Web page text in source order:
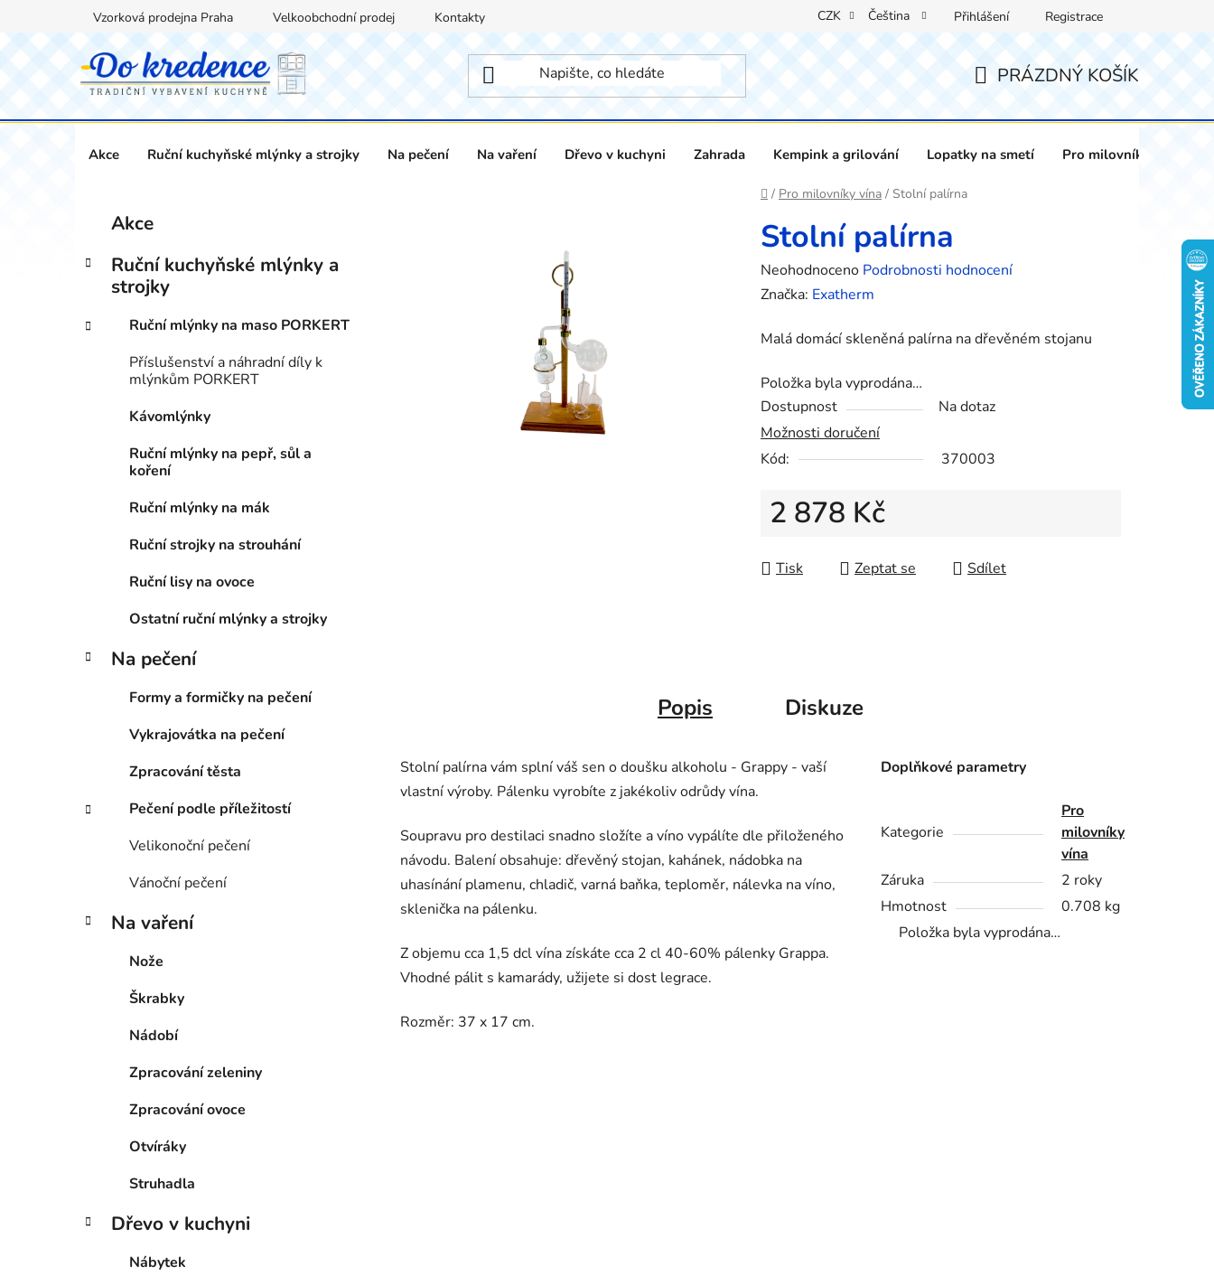
obsah
Vzorková prodejna Praha Velkoobchodní prodej Kontakty CZK Čeština Přihlášení Registrace
NÁKUPNÍ
PRÁZDNÝ KOŠÍK
Akce Ruční kuchyňské mlýnky a strojky Na pečení Na vaření Dřevo v kuchyni Zahrada Kempink a grilování Lopatky na smetí Pro milovníky vína
Domů
/ Pro milovníky vína / Stolní palírna
s
a
Přeskočit
kategorie
e
r
Akce
Ruční kuchyňské mlýnky a
strojky
Ruční mlýnky na maso PORKERT
Příslušenství a náhradní díly k
mlýnkům PORKERT
Kávomlýnky
Ruční mlýnky na pepř, sůl a
koření
Ruční mlýnky na mák
Ruční strojky na strouhání
Ruční lisy na ovoce
Ostatní ruční mlýnky a strojky
Na pečení
Formy a formičky na pečení
Vykrajovátka na pečení
Zpracování těsta
Pečení podle příležitostí
Velikonoční pečení
Vánoční pečení
Na vaření
Nože
Škrabky
Nádobí
Zpracování zeleniny
Zpracování ovoce
Otvíráky
Struhadla
Dřevo v kuchyni
Nábytek
Stolní palírna
Průměrné
hodnocení
je
z
5
hvězdiček.
Neohodnoceno Podrobnosti hodnocení
Značka: Exatherm
Malá domácí skleněná palírna na dřevěném stojanu
Položka byla vyprodána…
Dostupnost
Na dotaz
Možnosti doručení
Kód:
370003
2 878 Kč
Tisk
Zeptat se Sdílet
Popis Diskuze
Stolní palírna vám splní váš sen o doušku alkoholu - Grappy - vaší
vlastní výroby. Pálenku vyrobíte z jakékoliv odrůdy vína.
Soupravu pro destilaci snadno složíte a víno vypálíte dle přiloženého
návodu. Balení obsahuje: dřevěný stojan, kahánek, nádobka na
uhasínání plamenu, chladič, varná baňka, teploměr, nálevka na víno,
sklenička na pálenku.
Z objemu cca 1,5 dcl vína získáte cca 2 cl 40-60% pálenky Grappa.
Vhodné pálit s kamarády, užijete si dost legrace.
Rozměr: 37 x 17 cm.
Doplňkové parametry
Kategorie
Pro
milovníky
vína
Záruka
2 roky
Hmotnost
0.708 kg
Položka byla vyprodána…